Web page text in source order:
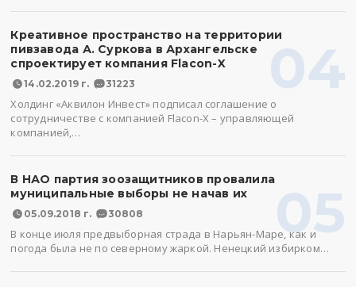
04
Креативное пространство на территории
пивзавода А. Суркова в Архангельске
спроектирует компания Flacon-X
14.02.2019 г. 31223
Холдинг «Аквилон Инвест» подписал соглашение о
сотрудничестве с компанией Flacon-X – управляющей
компанией,…
05
В НАО партия зоозащитников провалила
муниципальные выборы не начав их
05.09.2018 г. 30808
В конце июля предвыборная страда в Нарьян-Маре, как и
погода была не по северному жаркой. Ненецкий избирком…